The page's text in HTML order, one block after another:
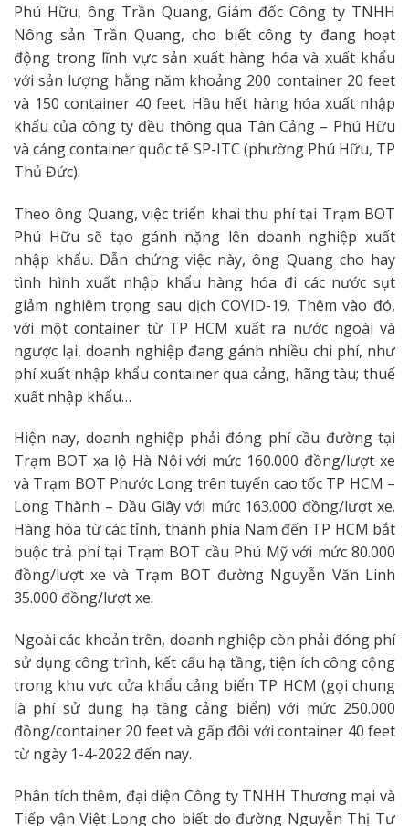
Phú Hữu, ông Trần Quang, Giám đốc Công ty TNHH
Nông sản Trần Quang, cho biết công ty đang hoạt
động trong lĩnh vực sản xuất hàng hóa và xuất khẩu
với sản lượng hằng năm khoảng 200 container 20 feet
và 150 container 40 feet. Hầu hết hàng hóa xuất nhập
khẩu của công ty đều thông qua Tân Cảng – Phú Hữu
và cảng container quốc tế SP-ITC (phường Phú Hữu, TP
Thủ Đức).
Theo ông Quang, việc triển khai thu phí tại Trạm BOT
Phú Hữu sẽ tạo gánh nặng lên doanh nghiệp xuất
nhập khẩu. Dẫn chứng việc này, ông Quang cho hay
tình hình xuất nhập khẩu hàng hóa đi các nước sụt
giảm nghiêm trọng sau dịch COVID-19. Thêm vào đó,
với một container từ TP HCM xuất ra nước ngoài và
ngược lại, doanh nghiệp đang gánh nhiều chi phí, như
phí xuất nhập khẩu container qua cảng, hãng tàu; thuế
xuất nhập khẩu…
Hiện nay, doanh nghiệp phải đóng phí cầu đường tại
Trạm BOT xa lộ Hà Nội với mức 160.000 đồng/lượt xe
và Trạm BOT Phước Long trên tuyến cao tốc TP HCM –
Long Thành – Dầu Giây với mức 163.000 đồng/lượt xe.
Hàng hóa từ các tỉnh, thành phía Nam đến TP HCM bắt
buộc trả phí tại Trạm BOT cầu Phú Mỹ với mức 80.000
đồng/lượt xe và Trạm BOT đường Nguyễn Văn Linh
35.000 đồng/lượt xe.
Ngoài các khoản trên, doanh nghiệp còn phải đóng phí
sử dụng công trình, kết cấu hạ tầng, tiện ích công cộng
trong khu vực cửa khẩu cảng biển TP HCM (gọi chung
là phí sử dụng hạ tầng cảng biển) với mức 250.000
đồng/container 20 feet và gấp đôi với container 40 feet
từ ngày 1-4-2022 đến nay.
Phân tích thêm, đại diện Công ty TNHH Thương mại và
Tiếp vận Việt Long cho biết do đường Nguyễn Thị Tư